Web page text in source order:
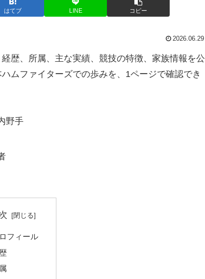
はてブ LINE コピー
2026.06.29
歴、所属、主な実績、競技の特徴、家族情報を公
ムファイターズでの歩みを、1ページで確認でき
野手
フィール